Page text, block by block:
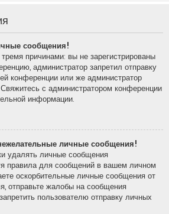
сообщения!
причинами: вы не зарегистрированы
администратор запретил отправку
конференции или же администратор
с администратором конференции
информации.
личные сообщения!
удалять личные сообщения
правила для сообщений в вашем личном
оскорбительные личные сообщения от
отправьте жалобы на сообщения
пользователю отправку личных